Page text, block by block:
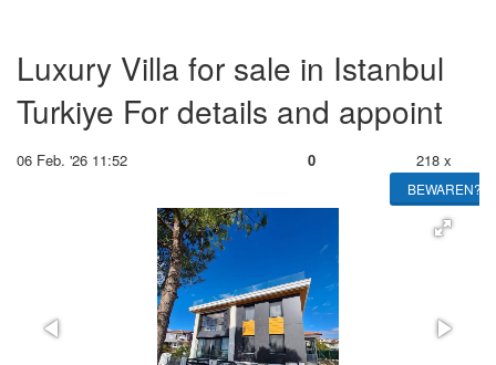
Luxury Villa for sale in Istanbul
Turkiye For details and appoint
06 Feb. '26 11:52 0 218 x
BEWAREN?